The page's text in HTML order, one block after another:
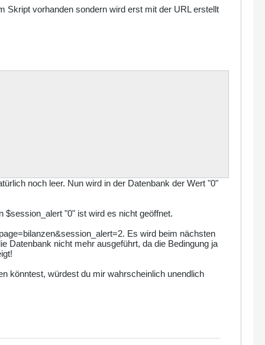
Skript vorhanden sondern wird erst mit der URL erstellt
noch leer. Nun wird in der Datenbank der Wert "0"
$session_alert "0" ist wird es nicht geöffnet.
Es wird beim nächsten
Datenbank nicht mehr ausgeführt, da die Bedingung ja
könntest, würdest du mir wahrscheinlich unendlich